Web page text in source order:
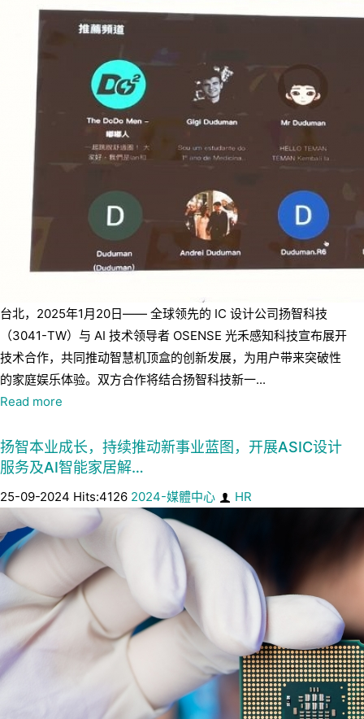
台北，2025年1月20日—— 全球领先的 IC 设计公司扬智科技
（3041-TW）与 AI 技术领导者 OSENSE 光禾感知科技宣布展开
技术合作，共同推动智慧机顶盒的创新发展，为用户带来突破性
的家庭娱乐体验。双方合作将结合扬智科技新一...
Read more
扬智本业成长，持续推动新事业蓝图，开展ASIC设计
服务及AI智能家居解…
25-09-2024 Hits:4126 2024-媒體中心 HR